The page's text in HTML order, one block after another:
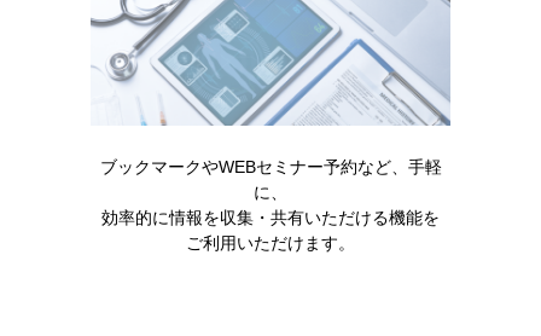
エベレンゾ錠20mg
ブックマークやWEBセミナー予約など、手軽
に、
効率的に情報を収集・共有いただける機能を
ご利用いただけます。